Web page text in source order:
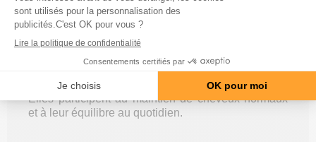
Zinc, Sélénium & Cuivre – les minéraux
essentiels de la beauté capillaire
Ils contribuent au maintien de cheveux normaux, à
leur protection et à leur pigmentation.
Vitamine B6 & Biotine – des alliées du quotidien
pour des cheveux éclatants
Elles participent au maintien de cheveux normaux
et à leur équilibre au quotidien.